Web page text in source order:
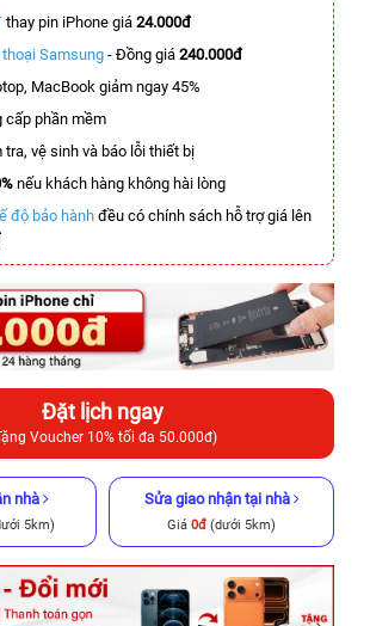
thay pin iPhone giá 24.000đ
Samsung - Đồng giá 240.000đ
MacBook giảm ngay 45%
cấp phần mềm
vệ sinh và báo lỗi thiết bị
nếu khách hàng không hài lòng
độ bảo hành đều có chính sách hỗ trợ giá lên
Đặt lịch ngay
Voucher 10% tối đa 50.000đ)
nhà
5km)
Sửa giao nhận tại nhà
Giá 0đ (dưới 5km)